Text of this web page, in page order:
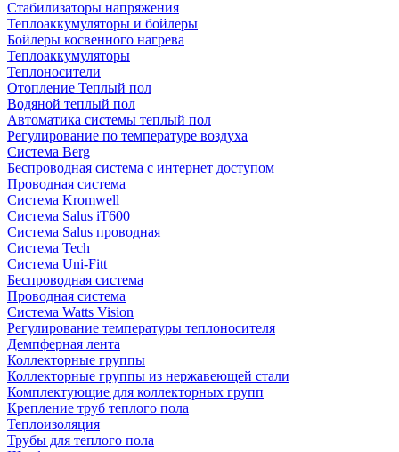
Стабилизаторы напряжения
Теплоаккумуляторы и бойлеры
Бойлеры косвенного нагрева
Теплоаккумуляторы
Теплоносители
Отопление Теплый пол
Водяной теплый пол
Автоматика системы теплый пол
Регулирование по температуре воздуха
Система Berg
Беспроводная система с интернет доступом
Проводная система
Система Kromwell
Система Salus iT600
Система Salus проводная
Система Tech
Система Uni-Fitt
Беспроводная система
Проводная система
Система Watts Vision
Регулирование температуры теплоносителя
Демпферная лента
Коллекторные группы
Коллекторные группы из нержавеющей стали
Комплектующие для коллекторных групп
Крепление труб теплого пола
Теплоизоляция
Трубы для теплого пола